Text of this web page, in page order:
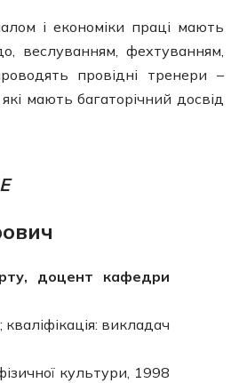
і економіки праці мають
веслуванням, фехтуванням,
провідні тренери –
мають багаторічний досвід
доцент кафедри
викладач
культури, 1998